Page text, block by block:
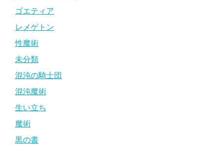
ゴエティア
レメゲトン
性魔術
未分類
混沌の騎士団
混沌魔術
生い立ち
魔術
黒の書